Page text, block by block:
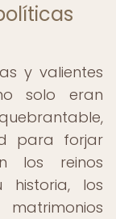
y valientes
solo eran
para forjar
los reinos
los